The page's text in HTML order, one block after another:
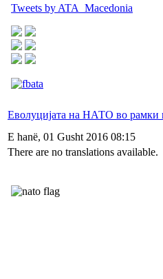
Tweets by ATA_Macedonia
Еволуцијата на НАТО во рамки
E hanë, 01 Gusht 2016 08:15
There are no translations available.